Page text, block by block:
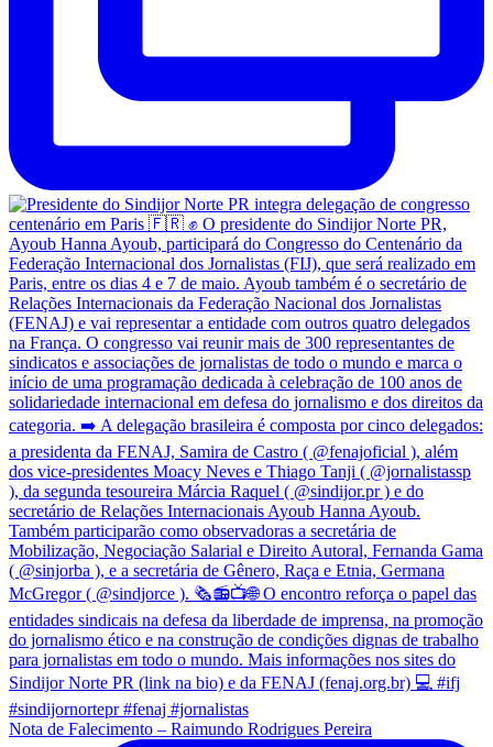
Nota de Falecimento – Raimundo Rodrigues Pereira